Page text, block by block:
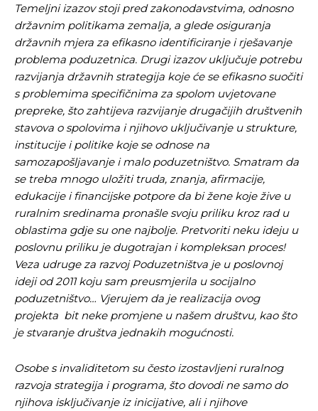
Temeljni izazov stoji pred zakonodavstvima, odnosno
državnim politikama zemalja, a glede osiguranja
državnih mjera za efikasno identificiranje i rješavanje
problema poduzetnica. Drugi izazov uključuje potrebu
razvijanja državnih strategija koje će se efikasno suočiti
s problemima specifičnima za spolom uvjetovane
prepreke, što zahtijeva razvijanje drugačijih društvenih
stavova o spolovima i njihovo uključivanje u strukture,
institucije i politike koje se odnose na
samozapošljavanje i malo poduzetništvo. Smatram da
se treba mnogo uložiti truda, znanja, afirmacije,
edukacije i financijske potpore da bi žene koje žive u
ruralnim sredinama pronašle svoju priliku kroz rad u
oblastima gdje su one najbolje. Pretvoriti neku ideju u
poslovnu priliku je dugotrajan i kompleksan proces!
Veza udruge za razvoj Poduzetništva je u poslovnoj
ideji od 2011 koju sam preusmjerila u socijalno
poduzetništvo… Vjerujem da je realizacija ovog
projekta bit neke promjene u našem društvu, kao što
je stvaranje društva jednakih mogućnosti.
Osobe s invaliditetom su često izostavljeni ruralnog
razvoja strategija i programa, što dovodi ne samo do
njihova isključivanje iz inicijative, ali i njihove